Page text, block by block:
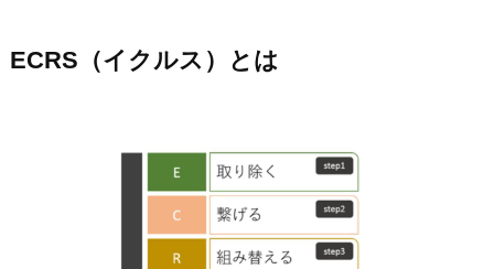
ECRS（イクルス）とは